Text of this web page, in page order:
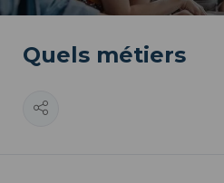
Quels métiers